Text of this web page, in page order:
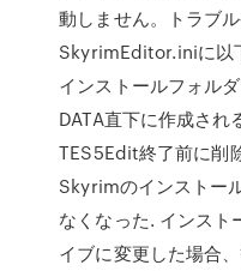
動しません。トラブ
SkyrimEditor.iniに以
インストールフォル
DATA直下に作成され
TES5Edit終了前に削
Skyrimのインストー
なくなった. インスト
イブに変更した場合